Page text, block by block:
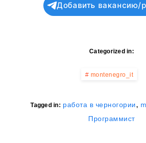
Добавить вакансию/
Categorized in:
montenegro_it
Tagged in: работа в черногории,
Программист